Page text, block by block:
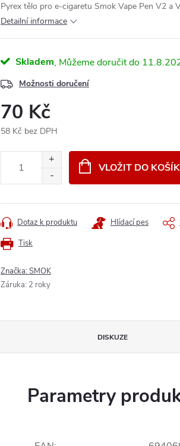
Pyrex tělo pro e-cigaretu Smok Vape Pen V2 a
Detailní informace
Skladem
Možnosti doručení
70 Kč
58 Kč bez DPH
VLOŽIT DO
Tisk
Dotaz k produktu Hlídací pes
Značka:SMOK
Záruka: 2 roky
DISKUZE
Parametry